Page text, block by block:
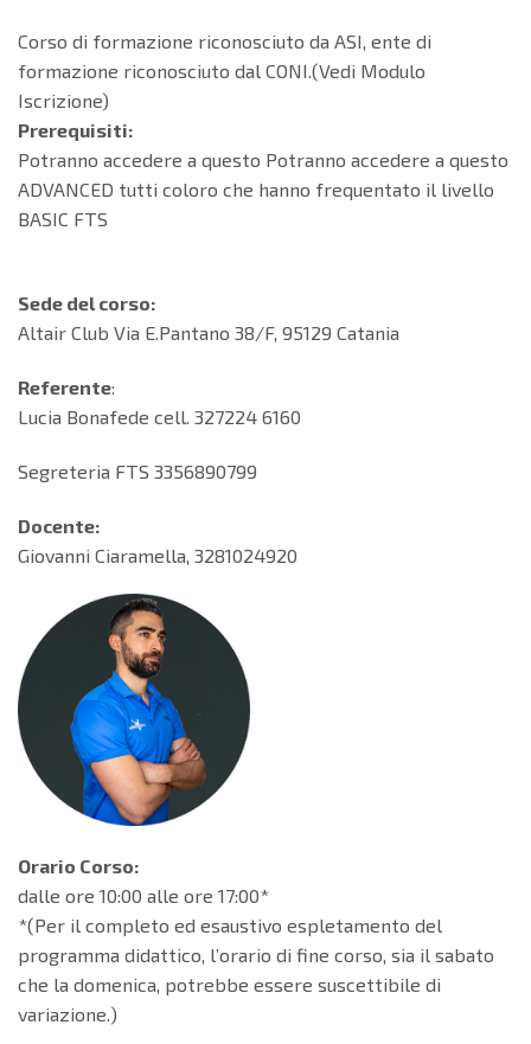
Corso di formazione riconosciuto da ASI, ente di
formazione riconosciuto dal CONI.(Vedi Modulo
Iscrizione)
Prerequisiti:
Potranno accedere a questo Potranno accedere a questo
ADVANCED tutti coloro che hanno frequentato il livello
BASIC FTS
Sede del corso:
Altair Club Via E.Pantano 38/F, 95129 Catania
Referente:
Lucia Bonafede cell. 327224 6160
Segreteria FTS 3356890799
Docente:
Giovanni Ciaramella, 3281024920
Orario Corso:
dalle ore 10:00 alle ore 17:00*
*(Per il completo ed esaustivo espletamento del
programma didattico, l’orario di fine corso, sia il sabato
che la domenica, potrebbe essere suscettibile di
variazione.)